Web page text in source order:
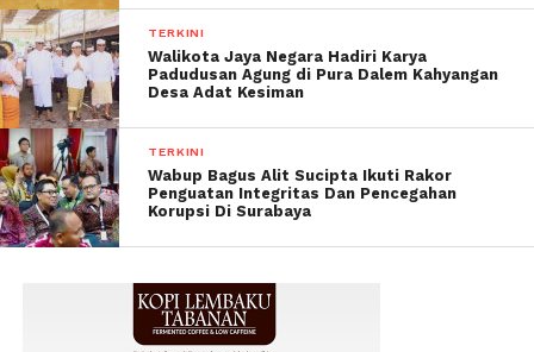
TERKINI
Walikota Jaya Negara Hadiri Karya
Padudusan Agung di Pura Dalem Kahyangan
Desa Adat Kesiman
TERKINI
Wabup Bagus Alit Sucipta Ikuti Rakor
Penguatan Integritas Dan Pencegahan
Korupsi Di Surabaya